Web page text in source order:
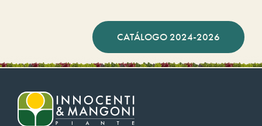
CATÁLOGO 2024-2026